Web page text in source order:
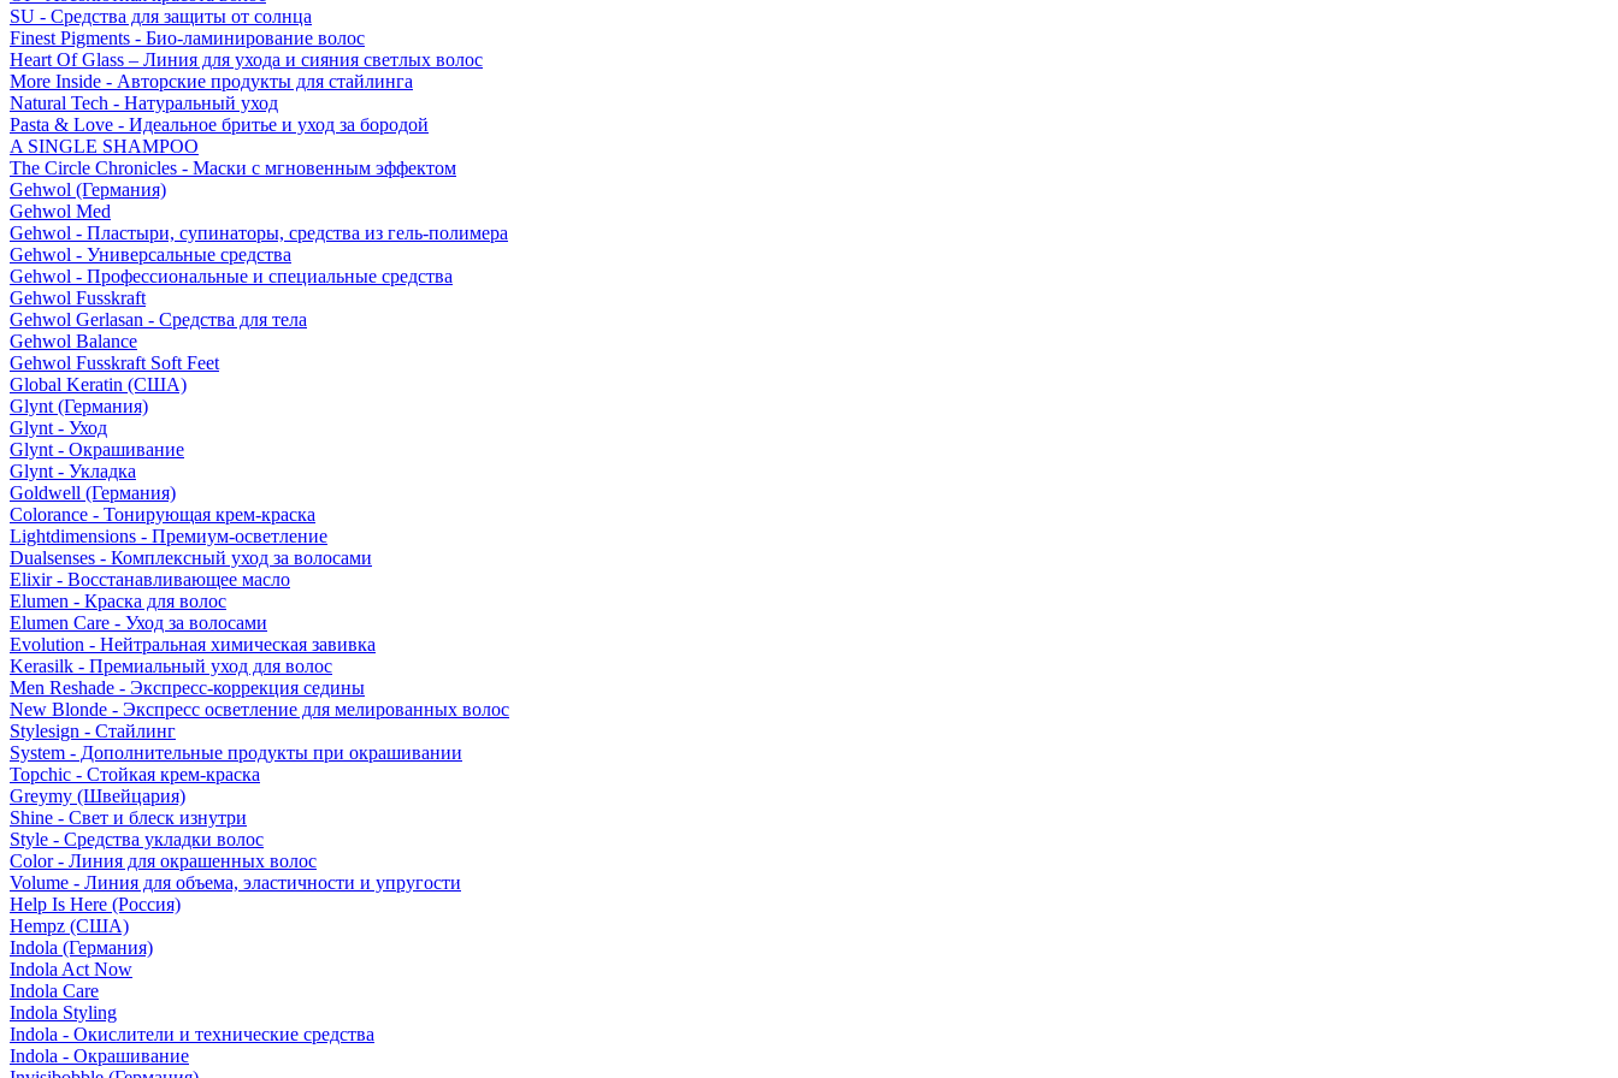
SU - Средства для защиты от солнца
Finest Pigments - Био-ламинирование волос
Heart Of Glass – Линия для ухода и сияния светлых волос
More Inside - Авторские продукты для стайлинга
Natural Tech - Натуральный уход
Pasta & Love - Идеальное бритье и уход за бородой
A SINGLE SHAMPOO
The Circle Chronicles - Маски с мгновенным эффектом
Gehwol (Германия)
Gehwol Med
Gehwol - Пластыри, супинаторы, средства из гель-полимера
Gehwol - Универсальные средства
Gehwol - Профессиональные и специальные средства
Gehwol Fusskraft
Gehwol Gerlasan - Средства для тела
Gehwol Balance
Gehwol Fusskraft Soft Feet
Global Keratin (США)
Glynt (Германия)
Glynt - Уход
Glynt - Окрашивание
Glynt - Укладка
Goldwell (Германия)
Colorance - Тонирующая крем-краска
Lightdimensions - Премиум-осветление
Dualsenses - Комплексный уход за волосами
Elixir - Восстанавливающее масло
Elumen - Краска для волос
Elumen Care - Уход за волосами
Evolution - Нейтральная химическая завивка
Kerasilk - Премиальный уход для волос
Men Reshade - Экспресс-коррекция седины
New Blonde - Экспресс осветление для мелированных волос
Stylesign - Стайлинг
System - Дополнительные продукты при окрашивании
Topchic - Стойкая крем-краска
Greymy (Швейцария)
Shine - Свет и блеск изнутри
Style - Средства укладки волос
Color - Линия для окрашенных волос
Volume - Линия для объема, эластичности и упругости
Help Is Here (Россия)
Hempz (США)
Indola (Германия)
Indola Act Now
Indola Care
Indola Styling
Indola - Окислители и технические средства
Indola - Окрашивание